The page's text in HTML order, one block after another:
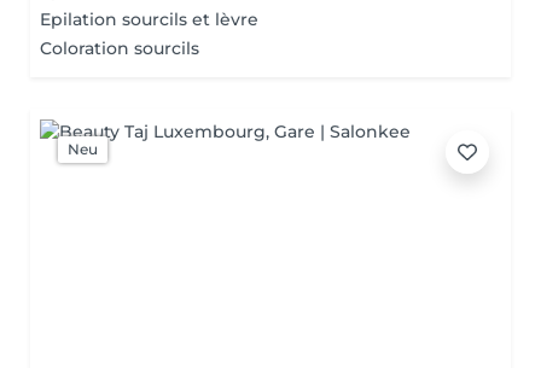
Epilation sourcils et lèvre
Coloration sourcils
Neu